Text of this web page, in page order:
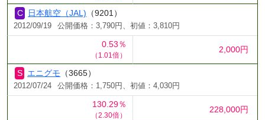
日本航空（JAL) （9201）
2012/09/19 公開価格：3,790円、初値：3,810円
0.53％
（1.01倍）
2,000円
エニグモ （3665）
2012/07/24 公開価格：1,750円、初値：4,030円
130.29％
（2.30倍）
228,000円